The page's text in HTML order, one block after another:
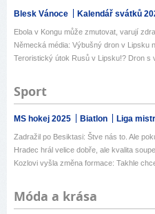
Blesk Vánoce Kalendář svátků
Ebola v Kongu může zmutovat, varují
Německá média: Výbušný dron v Lipsku
Teroristický útok Rusů v Lipsku!? Dron s
Sport
MS hokej 2025 Biatlon Liga
Zadražil po Besiktasi: Štve nás to. Ale
Hradec hrál velice dobře, ale kvalita
Kozlovi vyšla změna formace: Takhle
Móda a krása